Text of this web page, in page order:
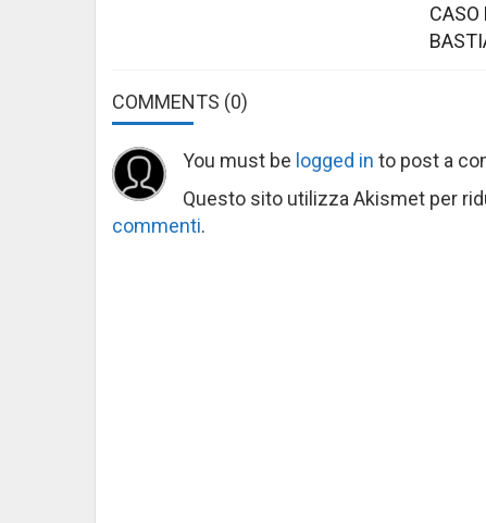
CASO
COMMENTS (0)
You must be logged in to post a
Questo sito utilizza Akismet per
commenti.